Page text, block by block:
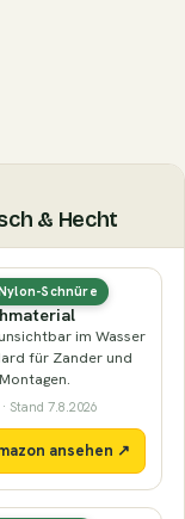
& Hecht
Schnüre
im Wasser
für Zander und
· Stand 7.8.2026
ansehen ↗